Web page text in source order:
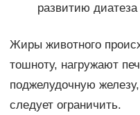
развитию
Жиры животного
тошноту, нагружают
поджелудочную
следует ограничить.